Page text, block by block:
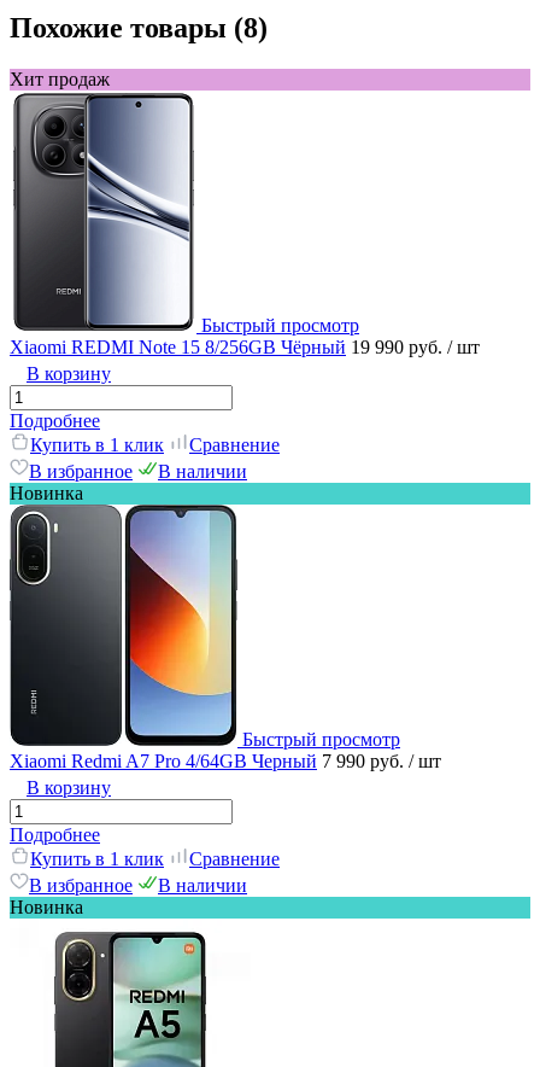
Похожие товары (8)
Хит продаж
Быстрый просмотр
Xiaomi REDMI Note 15 8/256GB Чёрный 19 990 руб. / шт
В корзину
Подробнее
Купить в 1 клик
Сравнение
В избранное
В наличии
Новинка
Быстрый просмотр
Xiaomi Redmi A7 Pro 4/64GB Черный 7 990 руб. / шт
В корзину
Подробнее
Купить в 1 клик
Сравнение
В избранное
В наличии
Новинка